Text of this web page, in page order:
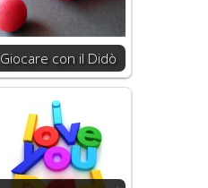
Giocare con il Didò